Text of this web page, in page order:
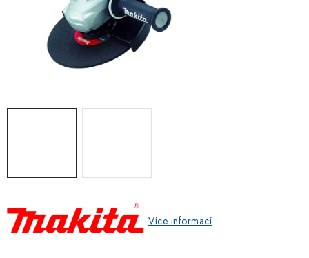
Jak nakupovat
Obchodní podmínky
Podmínky ochrany osobních údajů
Více informací